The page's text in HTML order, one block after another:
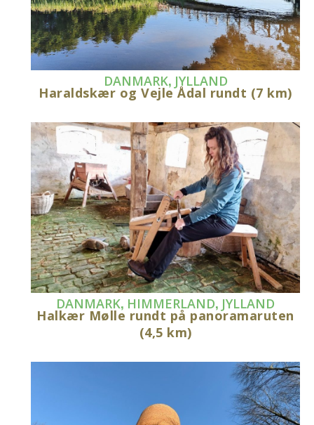
DANMARK, JYLLAND
Haraldskær og Vejle Ådal rundt (7 km)
DANMARK, HIMMERLAND, JYLLAND
Halkær Mølle rundt på panoramaruten
(4,5 km)